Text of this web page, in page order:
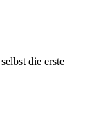
die erste